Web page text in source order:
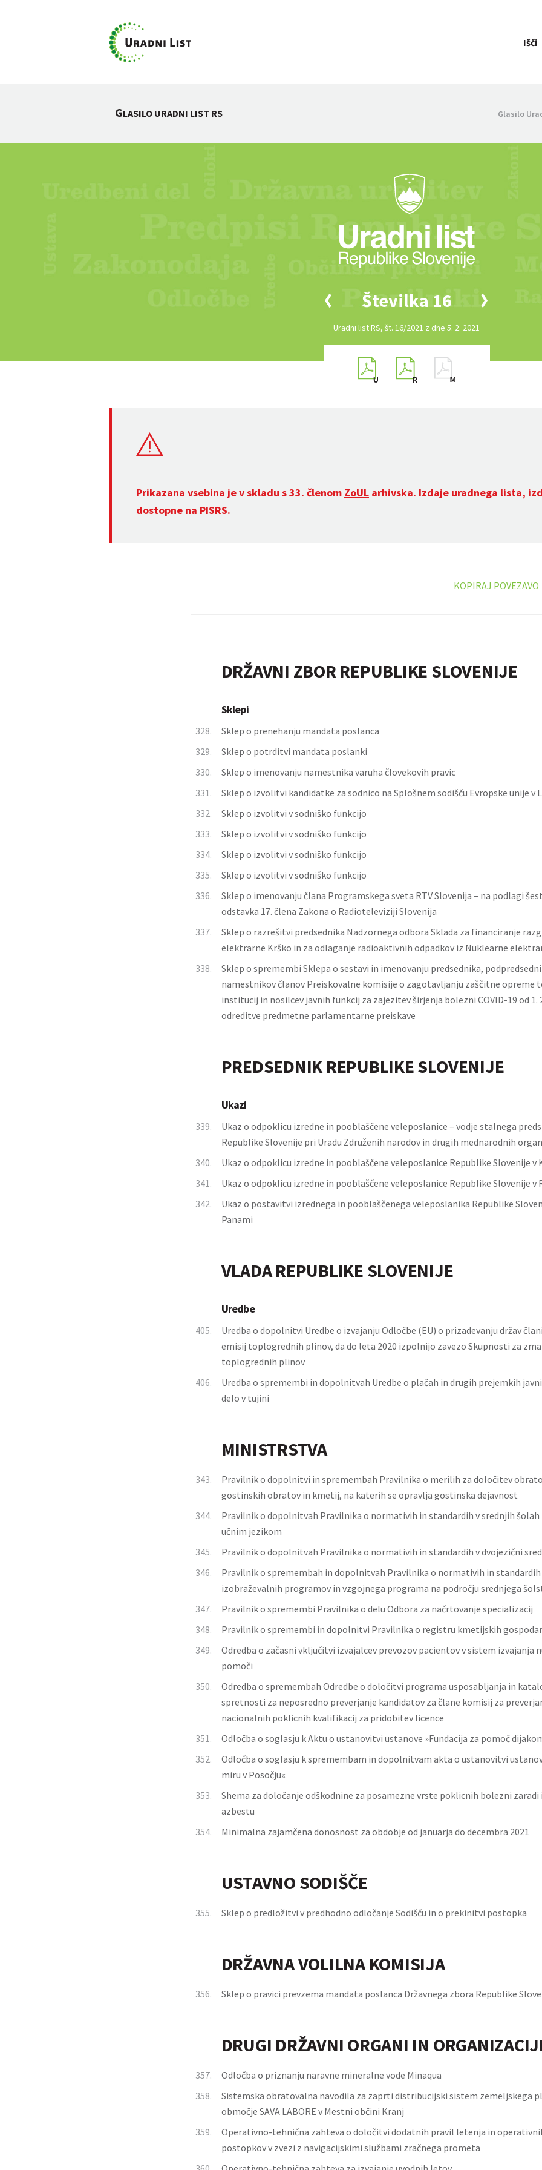
Išči
GLASILO URADNI LIST RS Glasilo
Številka 16
Uradni list RS, št. 16/2021 z dne 5. 2. 2021
Prikazana vsebina je v skladu s 33. členom ZoUL arhivska. Izdaje uradnega lista,
dostopne na PISRS.
KOPIRAJ POVEZAVO
DRŽAVNI ZBOR REPUBLIKE SLOVENIJE
Sklepi
328.
Sklep o prenehanju mandata poslanca
329.
Sklep o potrditvi mandata poslanki
330.
Sklep o imenovanju namestnika varuha človekovih pravic
331.
Sklep o izvolitvi kandidatke za sodnico na Splošnem sodišču Evropske unije v
332.
Sklep o izvolitvi v sodniško funkcijo
333.
Sklep o izvolitvi v sodniško funkcijo
334.
Sklep o izvolitvi v sodniško funkcijo
335.
Sklep o izvolitvi v sodniško funkcijo
336.
Sklep o imenovanju člana Programskega sveta RTV Slovenija – na podlagi
odstavka 17. člena Zakona o Radioteleviziji Slovenija
337.
Sklep o razrešitvi predsednika Nadzornega odbora Sklada za financiranje
elektrarne Krško in za odlaganje radioaktivnih odpadkov iz Nuklearne
338.
Sklep o spremembi Sklepa o sestavi in imenovanju predsednika,
namestnikov članov Preiskovalne komisije o zagotavljanju zaščitne opreme
institucij in nosilcev javnih funkcij za zajezitev širjenja bolezni COVID-19 od 1.
odreditve predmetne parlamentarne preiskave
PREDSEDNIK REPUBLIKE SLOVENIJE
Ukazi
339.
Ukaz o odpoklicu izredne in pooblaščene veleposlanice – vodje stalnega
Republike Slovenije pri Uradu Združenih narodov in drugih mednarodnih
340.
Ukaz o odpoklicu izredne in pooblaščene veleposlanice Republike Slovenije v
341.
Ukaz o odpoklicu izredne in pooblaščene veleposlanice Republike Slovenije v
342.
Ukaz o postavitvi izrednega in pooblaščenega veleposlanika Republike
Panami
VLADA REPUBLIKE SLOVENIJE
Uredbe
405.
Uredba o dopolnitvi Uredbe o izvajanju Odločbe (EU) o prizadevanju držav
emisij toplogrednih plinov, da do leta 2020 izpolnijo zavezo Skupnosti za
toplogrednih plinov
406.
Uredba o spremembi in dopolnitvah Uredbe o plačah in drugih prejemkih
delo v tujini
MINISTRSTVA
343.
Pravilnik o dopolnitvi in spremembah Pravilnika o merilih za določitev
gostinskih obratov in kmetij, na katerih se opravlja gostinska dejavnost
344.
Pravilnik o dopolnitvah Pravilnika o normativih in standardih v srednjih
učnim jezikom
345.
Pravilnik o dopolnitvah Pravilnika o normativih in standardih v dvojezični
346.
Pravilnik o spremembah in dopolnitvah Pravilnika o normativih in standardih
izobraževalnih programov in vzgojnega programa na področju srednjega
347.
Pravilnik o spremembi Pravilnika o delu Odbora za načrtovanje specializacij
348.
Pravilnik o spremembi in dopolnitvi Pravilnika o registru kmetijskih
349.
Odredba o začasni vključitvi izvajalcev prevozov pacientov v sistem izvajanja
pomoči
350.
Odredba o spremembah Odredbe o določitvi programa usposabljanja in
spretnosti za neposredno preverjanje kandidatov za člane komisij za
nacionalnih poklicnih kvalifikacij za pridobitev licence
351.
Odločba o soglasju k Aktu o ustanovitvi ustanove »Fundacija za pomoč
352.
Odločba o soglasju k spremembam in dopolnitvam akta o ustanovitvi
miru v Posočju«
353.
Shema za določanje odškodnine za posamezne vrste poklicnih bolezni
azbestu
354.
Minimalna zajamčena donosnost za obdobje od januarja do decembra 2021
USTAVNO SODIŠČE
355. Sklep o predložitvi v predhodno odločanje Sodišču in o prekinitvi postopka
DRŽAVNA VOLILNA KOMISIJA
356. Sklep o pravici prevzema mandata poslanca Državnega zbora Republike
DRUGI DRŽAVNI ORGANI IN
357.
Odločba o priznanju naravne mineralne vode Minaqua
358.
Sistemska obratovalna navodila za zaprti distribucijski sistem zemeljskega
območje SAVA LABORE v Mestni občini Kranj
359.
Operativno-tehnična zahteva o določitvi dodatnih pravil letenja in
postopkov v zvezi z navigacijskimi službami zračnega prometa